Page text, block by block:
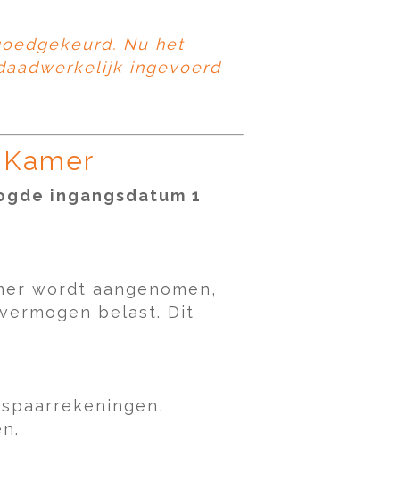
Nu het
ingevoerd
ingangsdatum 1
wordt aangenomen,
belast. Dit